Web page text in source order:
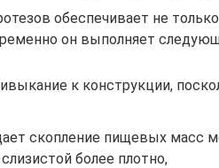
обеспечивает не
он выполняет
к конструкции,
скопление пищевых масс
более плотно,